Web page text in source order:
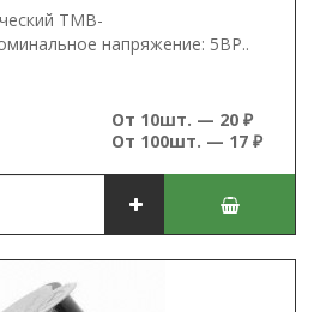
TMB-
напряжение: 5ВР..
От 10шт. — 20 ₽
От 100шт. — 17 ₽